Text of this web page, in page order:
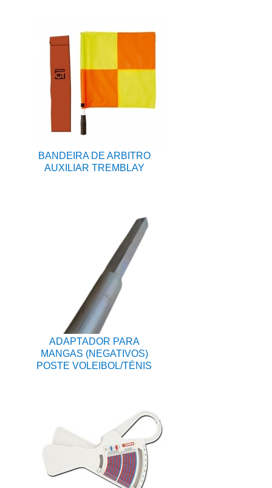
BANDEIRA DE ARBITRO
AUXILIAR TREMBLAY
ADAPTADOR PARA
MANGAS (NEGATIVOS)
POSTE VOLEIBOL/TÉNIS